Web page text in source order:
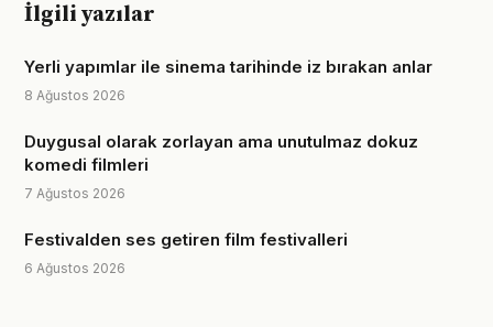
İlgili yazılar
Yerli yapımlar ile sinema tarihinde iz bırakan anlar
8 Ağustos 2026
Duygusal olarak zorlayan ama unutulmaz dokuz
komedi filmleri
7 Ağustos 2026
Festivalden ses getiren film festivalleri
6 Ağustos 2026